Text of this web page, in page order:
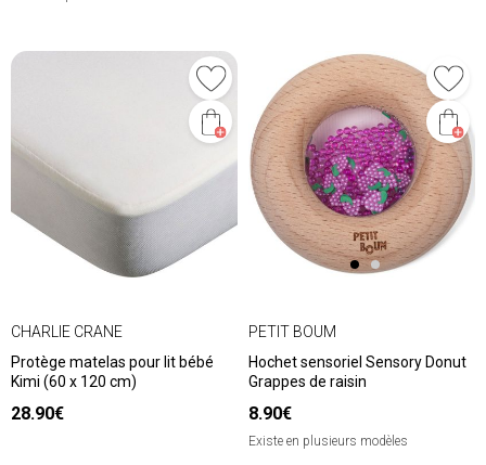
CHARLIE CRANE
Protège matelas pour lit bébé
Kimi (60 x 120 cm)
28.90€
PETIT BOUM
Hochet sensoriel Sensory Donut
Grappes de raisin
8.90€
Existe en plusieurs modèles